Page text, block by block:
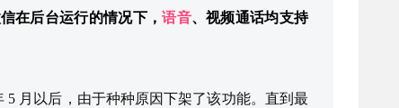
在后台运行的情况下，语音、视频通话均支持
5 月以后，由于种种原因下架了该功能。直到最